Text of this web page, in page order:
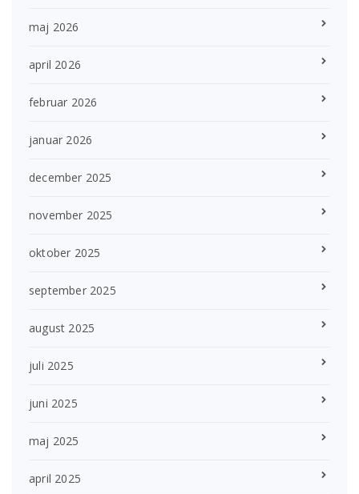
maj 2026
april 2026
februar 2026
januar 2026
december 2025
november 2025
oktober 2025
september 2025
august 2025
juli 2025
juni 2025
maj 2025
april 2025